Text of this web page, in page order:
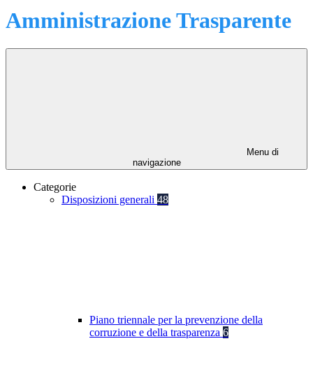
Amministrazione Trasparente
Menu di
navigazione
Categorie
Disposizioni generali 48
Piano triennale per la prevenzione della
corruzione e della trasparenza 6